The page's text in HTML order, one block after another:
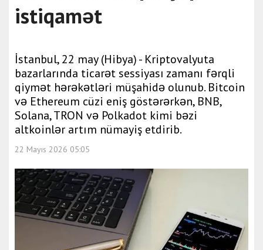
istiqamət
İstanbul, 22 may (Hibya) - Kriptovalyuta
bazarlarında ticarət sessiyası zamanı fərqli
qiymət hərəkətləri müşahidə olunub. Bitcoin
və Ethereum cüzi eniş göstərərkən, BNB,
Solana, TRON və Polkadot kimi bəzi
altkoinlər artım nümayiş etdirib.
22 Mayıs 2026 05:05